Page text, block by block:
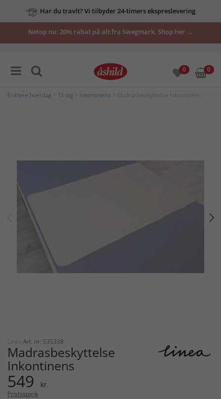
Har du travlt? Vi tilbyder 24-timers ekspreslevering
Netop nu: 20% rabat på alt fra Swegmark. Shop her →
0 0
Enklere hverdag Til dig Inkontinens > Madrasbeskyttelse Inkontinens
Linea Art. nr: 535338
Madrasbeskyttelse
Inkontinens
549 kr.
Prishistorik